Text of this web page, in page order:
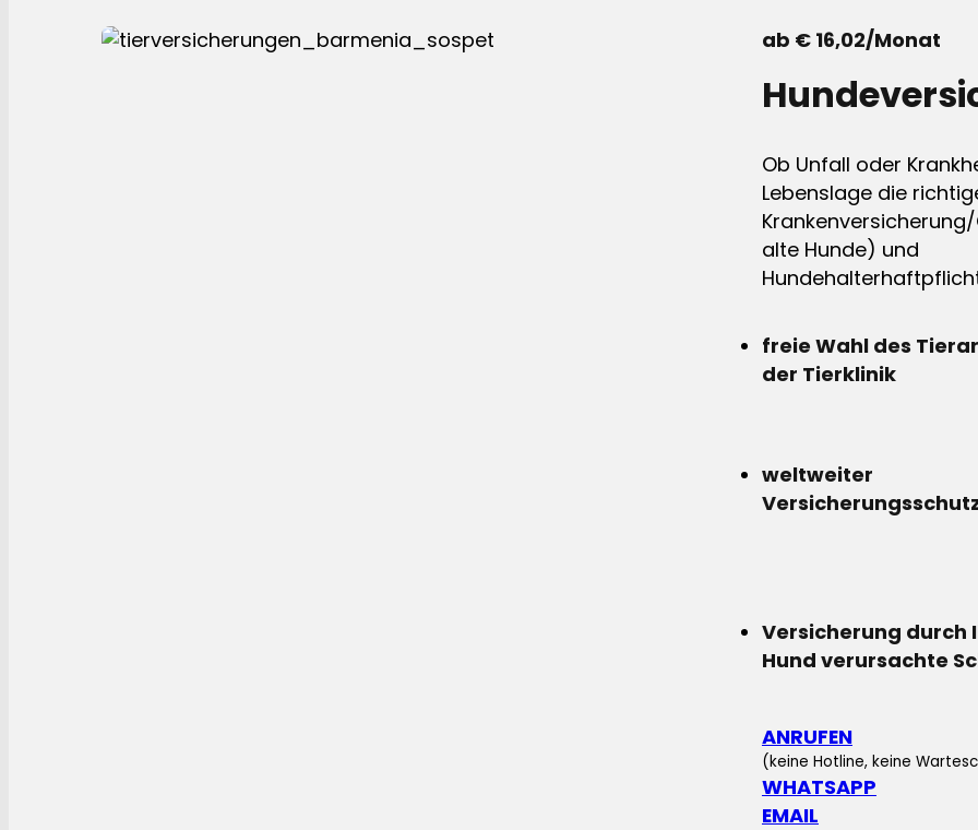
ab € 16,02/Monat
Ob Unfall oder
Lebenslage die
alte Hunde) und
freie Wahl des
der Tierklinik
weltweiter
Versicherung durch
Hund verursachte
ANRUFEN
(keine Hotline, keine
WHATSAPP
EMAIL